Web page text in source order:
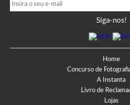
Siga-nos!
Home
Concurso de
A Instanta
Livro de
Lojas